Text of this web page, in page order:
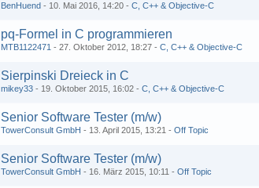
BenHuend 10. Mai 2016, 14:20 C, C++ & Objective-C
pq-Formel in C programmieren
MTB1122471 27. Oktober 2012, 18:27 C, C++ & Objective-C
Sierpinski Dreieck in C
mikey33 19. Oktober 2015, 16:02 C, C++ & Objective-C
Senior Software Tester (m/w)
TowerConsult GmbH 13. April 2015, 13:21 Off Topic
Senior Software Tester (m/w)
TowerConsult GmbH 16. März 2015, 10:11 Off Topic